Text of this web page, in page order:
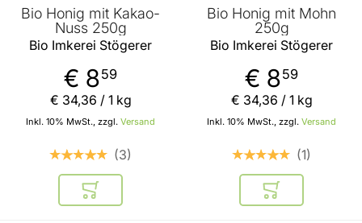
Bio Honig mit Kakao-
Nuss 250g
Bio Imkerei Stögerer
€ 859
Inkl. 10% MwSt., zzgl. Versand
€ 34,36 / 1 kg
3
In den Warenkorb
Bio Honig mit Mohn
250g
Bio Imkerei Stögerer
€ 859
Inkl. 10% MwSt., zzgl. Versand
€ 34,36 / 1 kg
1
In den